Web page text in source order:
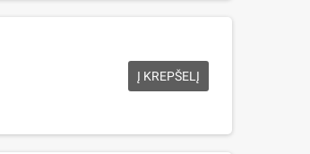
Į KREPŠELĮ